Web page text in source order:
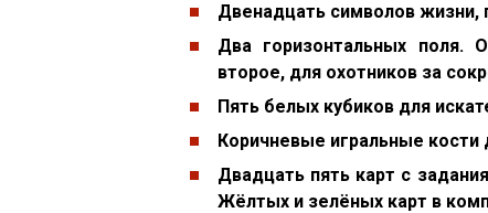
Двенадцать символов жизни,
Два горизонтальных поля.
второе, для охотников за
Пять белых кубиков для
Коричневые игральные
Двадцать пять карт с
Жёлтых и зелёных карт в